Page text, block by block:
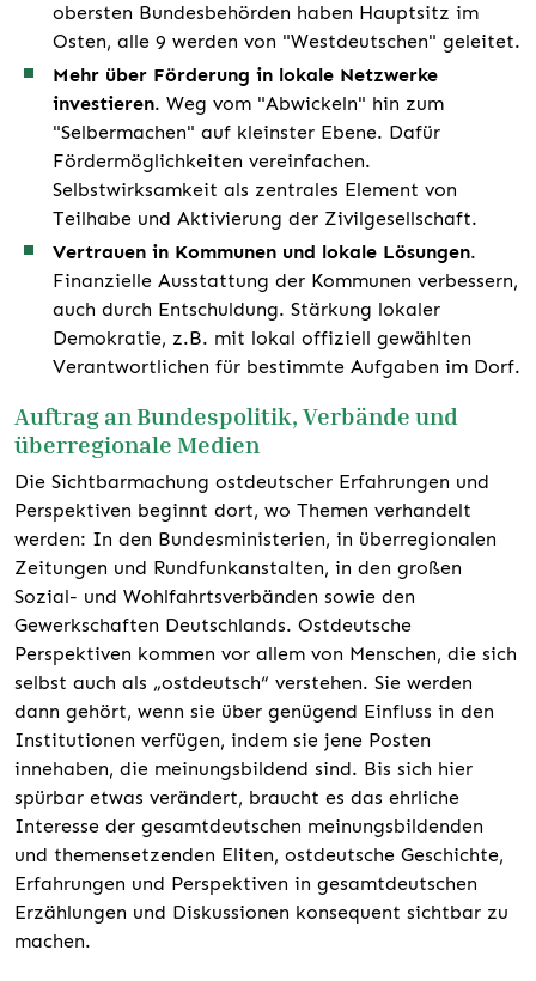
obersten Bundesbehörden haben Hauptsitz im
Osten, alle 9 werden von "Westdeutschen" geleitet.
Mehr über Förderung in lokale Netzwerke
investieren. Weg vom "Abwickeln" hin zum
"Selbermachen" auf kleinster Ebene. Dafür
Fördermöglichkeiten vereinfachen.
Selbstwirksamkeit als zentrales Element von
Teilhabe und Aktivierung der Zivilgesellschaft.
Vertrauen in Kommunen und lokale Lösungen.
Finanzielle Ausstattung der Kommunen verbessern,
auch durch Entschuldung. Stärkung lokaler
Demokratie, z.B. mit lokal offiziell gewählten
Verantwortlichen für bestimmte Aufgaben im Dorf.
Auftrag an Bundespolitik, Verbände und
überregionale Medien
Die Sichtbarmachung ostdeutscher Erfahrungen und
Perspektiven beginnt dort, wo Themen verhandelt
werden: In den Bundesministerien, in überregionalen
Zeitungen und Rundfunkanstalten, in den großen
Sozial- und Wohlfahrtsverbänden sowie den
Gewerkschaften Deutschlands. Ostdeutsche
Perspektiven kommen vor allem von Menschen, die sich
selbst auch als „ostdeutsch“ verstehen. Sie werden
dann gehört, wenn sie über genügend Einfluss in den
Institutionen verfügen, indem sie jene Posten
innehaben, die meinungsbildend sind. Bis sich hier
spürbar etwas verändert, braucht es das ehrliche
Interesse der gesamtdeutschen meinungsbildenden
und themensetzenden Eliten, ostdeutsche Geschichte,
Erfahrungen und Perspektiven in gesamtdeutschen
Erzählungen und Diskussionen konsequent sichtbar zu
machen.